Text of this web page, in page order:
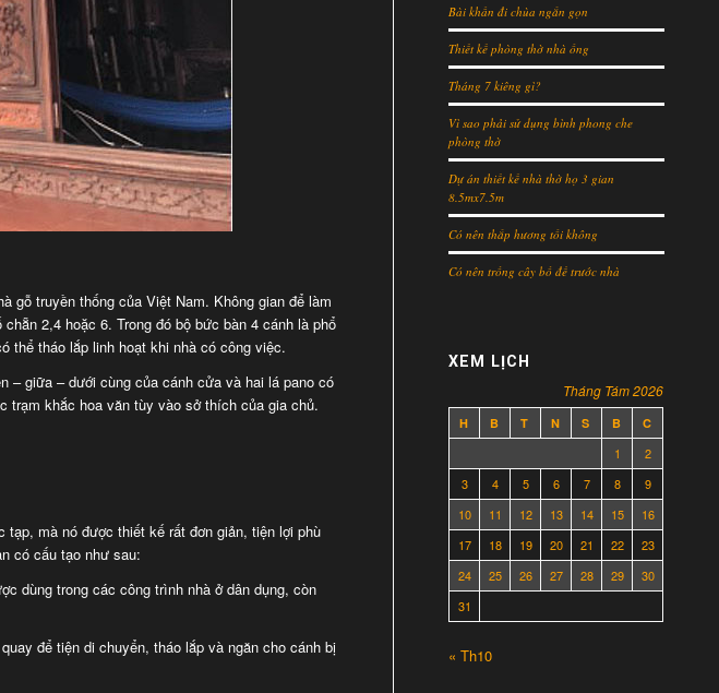
gỗ truyền thống của Việt Nam. Không gian để làm
2,4 hoặc 6. Trong đó bộ bức bàn 4 cánh là phổ
thể tháo lắp linh hoạt khi nhà có công việc.
– giữa – dưới cùng của cánh cửa và hai lá pano có
trạm khắc hoa văn tùy vào sở thích của gia chủ.
mà nó được thiết kế rất đơn giản, tiện lợi phù
có cấu tạo như sau:
dùng trong các công trình nhà ở dân dụng, còn
để tiện di chuyển, tháo lắp và ngăn cho cánh bị
Bài khấn đi chùa ngắn gọn
Thiết kế phòng thờ nhà ống
Tháng 7 kiêng gì?
Vì sao phải sử dụng bình phong che
phòng thờ
Dự án thiết kế nhà thờ họ 3 gian
8.5mx7.5m
Có nên thắp hương tối không
Có nên trồng cây bồ đề trước nhà
XEM LỊCH
Tháng Tám 2026
H B T N S B C
1
2
3
4 5 6 7 8
9
10
11 12 13 14 15
16
17
18 19 20 21 22
23
24
25 26 27 28 29
30
31
« Th10